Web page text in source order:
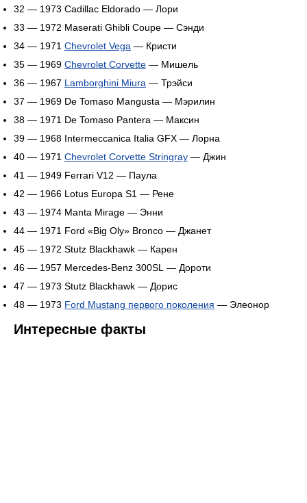
32 — 1973 Cadillac Eldorado — Лори
33 — 1972 Maserati Ghibli Coupe — Сэнди
34 — 1971 Chevrolet Vega — Кристи
35 — 1969 Chevrolet Corvette — Мишель
36 — 1967 Lamborghini Miura — Трэйси
37 — 1969 De Tomaso Mangusta — Мэрилин
38 — 1971 De Tomaso Pantera — Максин
39 — 1968 Intermeccanica Italia GFX — Лорна
40 — 1971 Chevrolet Corvette Stringray — Джин
41 — 1949 Ferrari V12 — Паула
42 — 1966 Lotus Europa S1 — Рене
43 — 1974 Manta Mirage — Энни
44 — 1971 Ford «Big Oly» Bronco — Джанет
45 — 1972 Stutz Blackhawk — Карен
46 — 1957 Mercedes-Benz 300SL — Дороти
47 — 1973 Stutz Blackhawk — Дорис
48 — 1973 Ford Mustang первого поколения — Элеонор
Интересные факты